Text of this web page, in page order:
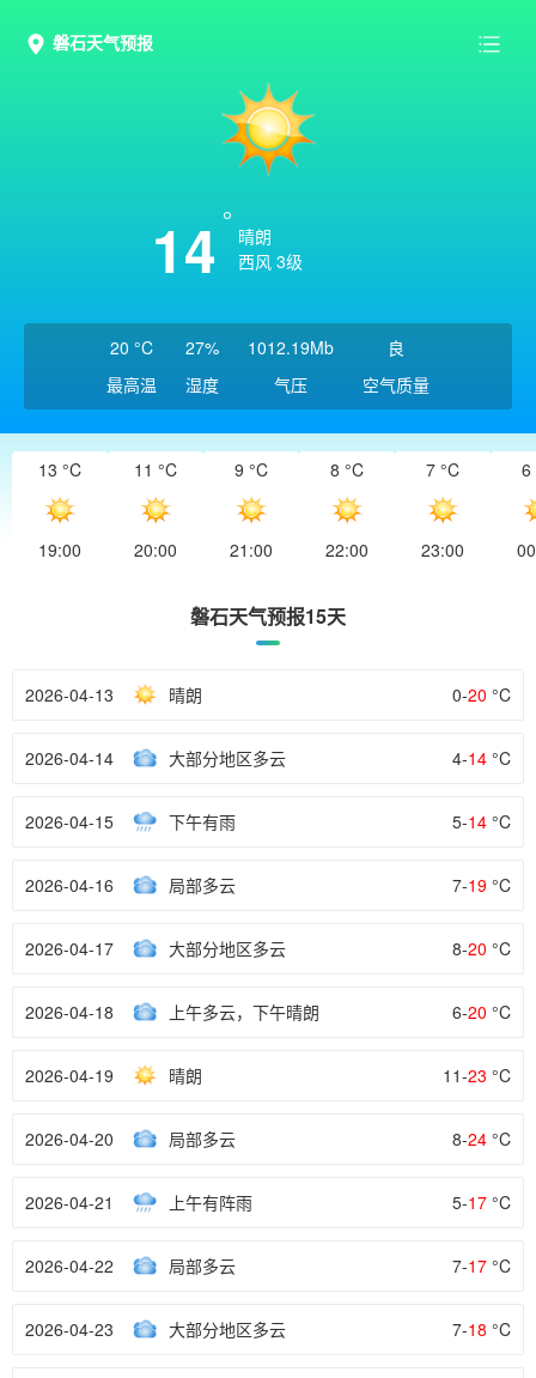
磐石天气预报
14
晴朗
西风 3级
20 °C
最高温
27%
湿度
1012.19Mb
气压
良
空气质量
13 °C
19:00
11 °C
20:00
9 °C
21:00
8 °C
22:00
7 °C
23:00
6
磐石天气预报15天
2026-04-13 晴朗 0-20 °C
2026-04-14 大部分地区多云 4-14 °C
2026-04-15 下午有雨 5-14 °C
2026-04-16 局部多云 7-19 °C
2026-04-17 大部分地区多云 8-20 °C
2026-04-18 上午多云，下午晴朗 6-20 °C
2026-04-19 晴朗 11-23 °C
2026-04-20 局部多云 8-24 °C
2026-04-21 上午有阵雨 5-17 °C
2026-04-22 局部多云 7-17 °C
2026-04-23 大部分地区多云 7-18 °C